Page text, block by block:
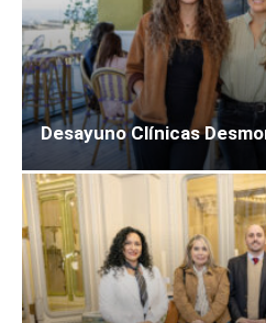
Desayuno Clínicas